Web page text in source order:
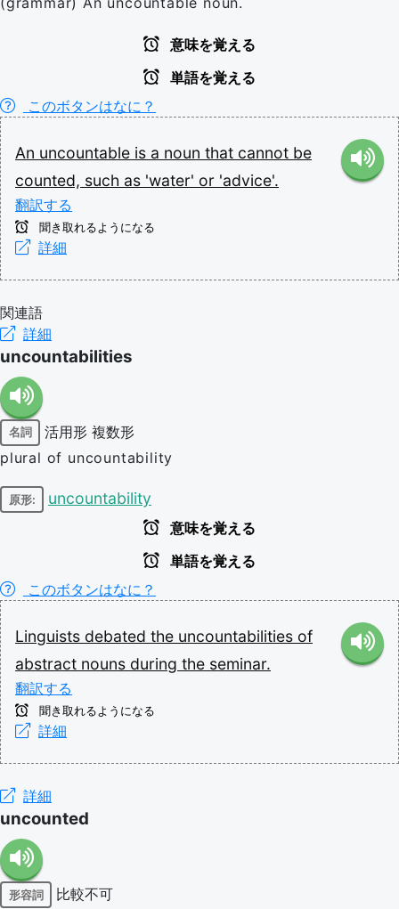
意味を覚える
単語を覚える
このボタンはなに？
An uncountable is a noun that cannot be
counted, such as 'water' or 'advice'.
翻訳する
聞き取れるようになる
詳細
関連語
詳細
uncountabilities
名詞 活用形 複数形
plural of uncountability
原形: uncountability
意味を覚える
単語を覚える
このボタンはなに？
Linguists debated the uncountabilities of
abstract nouns during the seminar.
翻訳する
聞き取れるようになる
詳細
詳細
uncounted
形容詞
比較不可